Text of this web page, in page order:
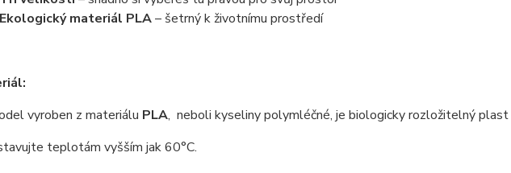
Ekologický materiál PLA– šetrný k životnímu prostředí
vyroben z materiálu PLA, neboli kyseliny polymléčné, je biologicky rozložitelný
teplotám vyšším jak 60°C.